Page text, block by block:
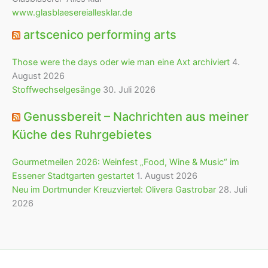
www.glasblaesereiallesklar.de
artscenico performing arts
Those were the days oder wie man eine Axt archiviert 4.
August 2026
Stoffwechselgesänge 30. Juli 2026
Genussbereit – Nachrichten aus meiner
Küche des Ruhrgebietes
Gourmetmeilen 2026: Weinfest „Food, Wine & Music“ im
Essener Stadtgarten gestartet 1. August 2026
Neu im Dortmunder Kreuzviertel: Olivera Gastrobar 28. Juli
2026